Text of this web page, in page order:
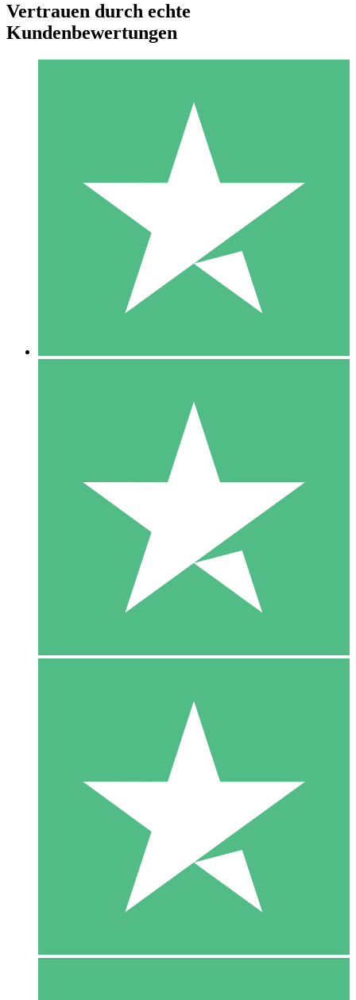
Individuelle Credit-Pakete
Zahlen Sie nach Bedarf mit Download-Credits. Keine
monatliche Verpflichtung erforderlich.
10 00
10 Downloads
20 00
Vertrauen durch echte
Kundenbewertungen